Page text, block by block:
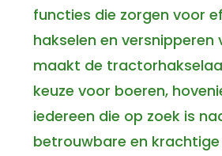
functies die zorgen voor
hakselen en versnipperen
maakt de
keuze voor boeren,
iedereen die op zoek is
betrouwbare en